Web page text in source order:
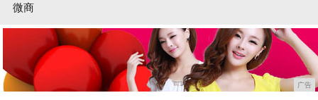
微商
广告